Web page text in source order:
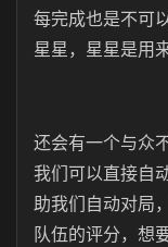
每完成也是不可
星星，星星是用
还会有一个与众
我们可以直接自
助我们自动对局
队伍的评分，想